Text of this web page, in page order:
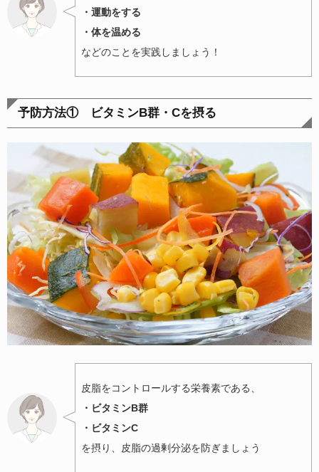
・運動をする
・体を温める
などのことを実践しましょう！
予防方法① ビタミンB群・Cを摂る
皮脂をコントロールする栄養素である、
・ビタミンB群
・ビタミンC
を摂り、皮脂の過剰分泌を防ぎましょう